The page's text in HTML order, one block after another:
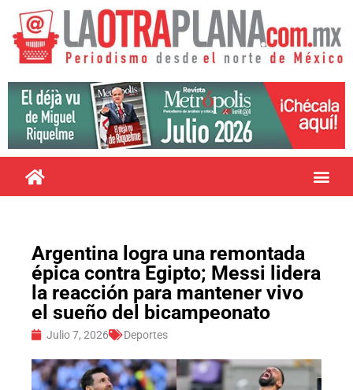
Argentina logra una remontada
épica contra Egipto; Messi lidera
la reacción para mantener vivo
el sueño del bicampeonato
Julio 7, 2026 Deportes